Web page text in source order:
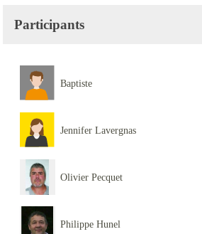
Participants
Baptiste
Jennifer Lavergnas
Olivier Pecquet
Philippe Hunel